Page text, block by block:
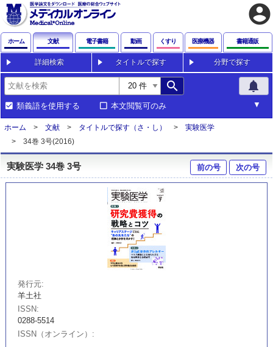
account_circle
ホーム 文献 電子書籍 動画 くすり 医療機器 書籍通販
詳細検索 タイトルで探す 分野で探す
search notifications
類義語を使用する 本文閲覧可のみ
ホーム 文献 タイトルで探す（さ・し）
実験医学
34巻 3号(2016)
実験医学 34巻 3号 前の号 次の号
発行元
羊土社
ISSN
0288-5514
ISSN（オンライン）